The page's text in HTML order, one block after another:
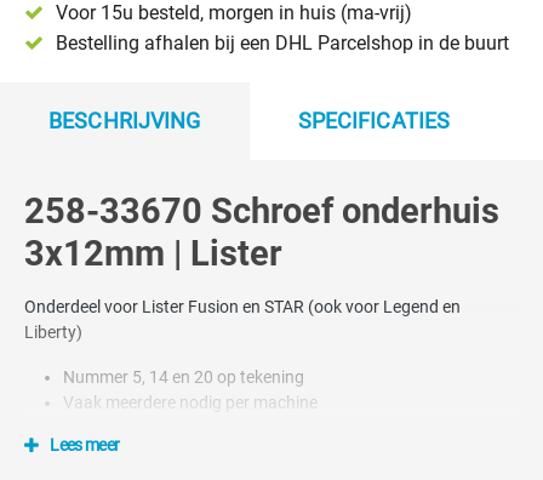
Voor 15u besteld, morgen in huis (ma-vrij)
Bestelling afhalen bij een DHL Parcelshop in de buurt
BESCHRIJVING SPECIFICATIES
258-33670 Schroef onderhuis
3x12mm | Lister
Onderdeel voor Lister Fusion en STAR (ook voor Legend en
Liberty)
Nummer 5, 14 en 20 op tekening
Vaak meerdere nodig per machine
Lees meer